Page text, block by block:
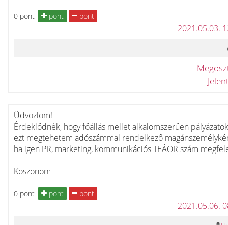
0 pont pont pont
2021.05.03.
Üdvözlöm!
Érdeklődnék, hogy főállás mellet alkalomszerűen
ezt megtehetem adószámmal rendelkező
ha igen PR, marketing, kommunikációs TEÁOR szám
Köszönöm
0 pont pont pont
2021.05.06.